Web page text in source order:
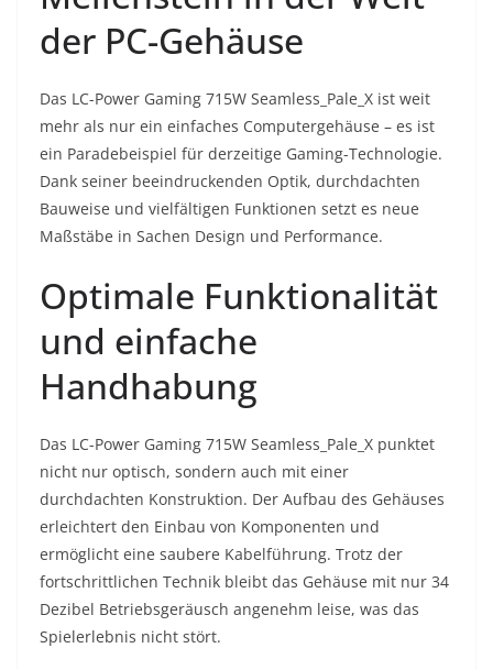
der PC-Gehäuse
Das LC-Power Gaming 715W Seamless_Pale_X ist weit
mehr als nur ein einfaches Computergehäuse – es ist
ein Paradebeispiel für derzeitige Gaming-Technologie.
Dank seiner beeindruckenden Optik, durchdachten
Bauweise und vielfältigen Funktionen setzt es neue
Maßstäbe in Sachen Design und Performance.
Optimale Funktionalität
und einfache
Handhabung
Das LC-Power Gaming 715W Seamless_Pale_X punktet
nicht nur optisch, sondern auch mit einer
durchdachten Konstruktion. Der Aufbau des Gehäuses
erleichtert den Einbau von Komponenten und
ermöglicht eine saubere Kabelführung. Trotz der
fortschrittlichen Technik bleibt das Gehäuse mit nur 34
Dezibel Betriebsgeräusch angenehm leise, was das
Spielerlebnis nicht stört.